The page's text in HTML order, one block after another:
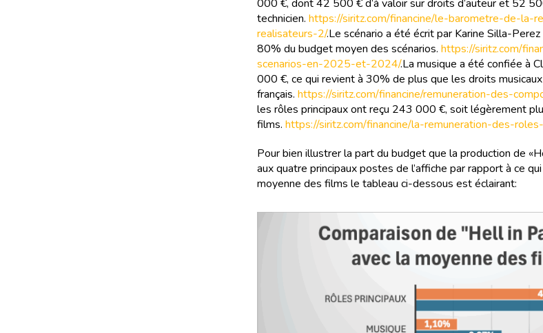
000 €, dont 42 500 € d’à valoir sur droits d’auteur et 52
technicien. https://siritz.com/financine/le-barometre-de-la-
realisateurs-2/.Le scénario a été écrit par Karine Silla-
80% du budget moyen des scénarios. https://siritz.com/
scenarios-en-2025-et-2024/.La musique a été confiée à
000 €, ce qui revient à 30% de plus que les droits
français. https://siritz.com/financine/remuneration-des-
les rôles principaux ont reçu 243 000 €, soit légèrement
films. https://siritz.com/financine/la-remuneration-des-
Pour bien illustrer la part du budget que la production de
aux quatre principaux postes de l’affiche par rapport à ce
moyenne des films le tableau ci-dessous est éclairant: